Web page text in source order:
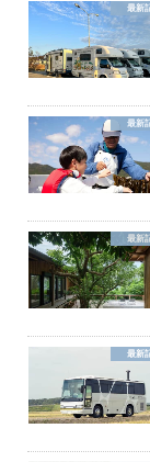
最新
最新
最新
最新